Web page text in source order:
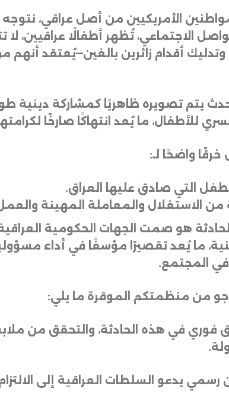
الأمريكيين من أصل عراقي، نتوجه
الاجتماعي، تُظهر أطفالًا عراقيين،
أقدام زائرين بالغين—يُعتقد
يتم تصويره ظاهريًا كمشاركة دينية
للأطفال، ما يُعد انتهاكًا صارخًا
واضحًا لـ:
التي صادق عليها العراق.
من الاستغلال والمعاملة المهينة
هو صمت الجهات الحكومية
ما يُعد تقصيرًا مؤسفًا في أداء
في المجتمع.
من منظمتكم الموقرة ما يلي:
فوري في هذه الحادثة، والتحقق من
.
رسمي يدعو السلطات العراقية إلى